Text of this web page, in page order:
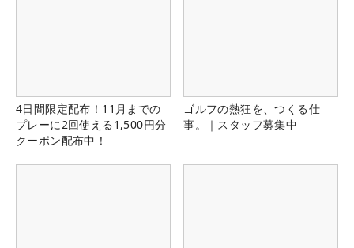
4日間限定配布！11月までの
プレーに2回使える1,500円分
クーポン配布中！
ゴルフの熱狂を、つくる仕
事。｜スタッフ募集中